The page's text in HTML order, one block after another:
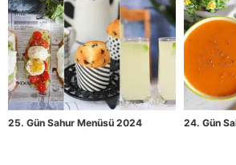
25. Gün Sahur Menüsü 2024 24. Gün